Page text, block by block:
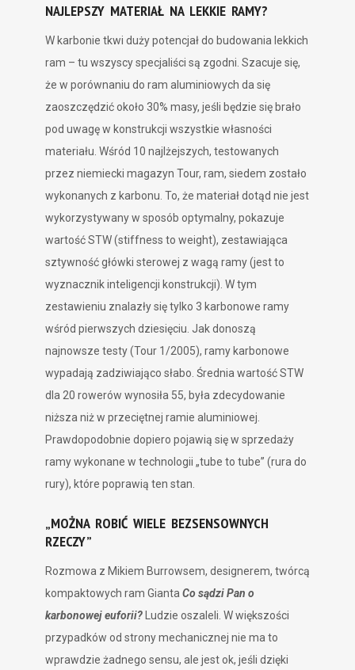
NAJLEPSZY MATERIAŁ NA LEKKIE RAMY?
W karbonie tkwi duży potencjał do budowania lekkich
ram – tu wszyscy specjaliści są zgodni. Szacuje się,
że w porównaniu do ram aluminiowych da się
zaoszczędzić około 30% masy, jeśli będzie się brało
pod uwagę w konstrukcji wszystkie własności
materiału. Wśród 10 najlżejszych, testowanych
przez niemiecki magazyn Tour, ram, siedem zostało
wykonanych z karbonu. To, że materiał dotąd nie jest
wykorzystywany w sposób optymalny, pokazuje
wartość STW (stiffness to weight), zestawiająca
sztywność główki sterowej z wagą ramy (jest to
wyznacznik inteligencji konstrukcji). W tym
zestawieniu znalazły się tylko 3 karbonowe ramy
wśród pierwszych dziesięciu. Jak donoszą
najnowsze testy (Tour 1/2005), ramy karbonowe
wypadają zadziwiająco słabo. Średnia wartość STW
dla 20 rowerów wynosiła 55, była zdecydowanie
niższa niż w przeciętnej ramie aluminiowej.
Prawdopodobnie dopiero pojawią się w sprzedaży
ramy wykonane w technologii „tube to tube” (rura do
rury), które poprawią ten stan.
„MOŻNA ROBIĆ WIELE BEZSENSOWNYCH
RZECZY”
Rozmowa z Mikiem Burrowsem, designerem, twórcą
kompaktowych ram Gianta Co sądzi Pan o
karbonowej euforii?Ludzie oszaleli. W większości
przypadków od strony mechanicznej nie ma to
wprawdzie żadnego sensu, ale jest ok, jeśli dzięki